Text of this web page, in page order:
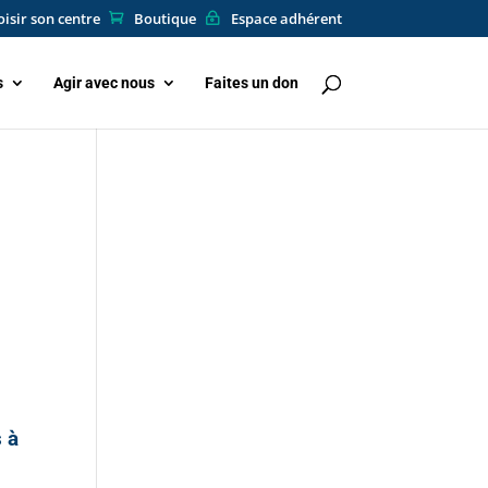
son centre Boutique Espace adhérent
Agir avec nous Faites un don
à